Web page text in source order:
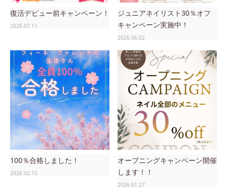
復活デビュー前キャンペーン！
2026.07.11
ジュニアネイリスト30％オフ
キャンペーン実施中！
2026.06.02
100％合格しました！
2026.02.15
オープニングキャンペーン開催
します！！
2026.01.27